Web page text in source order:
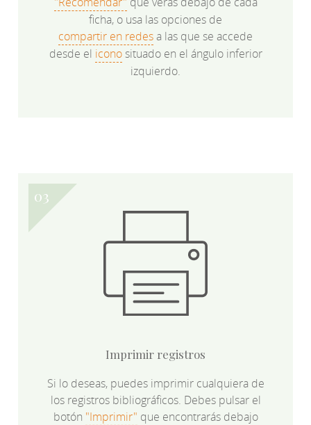
ficha, o usa las opciones de
compartir en redesa las que se accede
desde el iconosituado en el ángulo inferior
izquierdo.
Imprimir registros
Si lo deseas, puedes imprimir cualquiera de
los registros bibliográficos. Debes pulsar el
botón "Imprimir" que encontrarás debajo